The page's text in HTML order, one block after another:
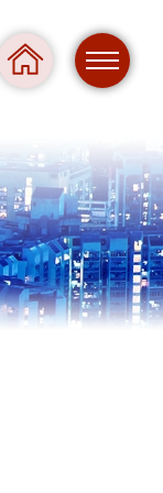
危險